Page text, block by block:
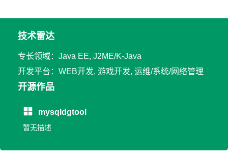
技术雷达
专长领域：Java EE, J2ME/K-Java
开发平台：WEB开发, 游戏开发, 运维/系统/网络管理
开源作品
mysqldgtool
暂无描述